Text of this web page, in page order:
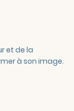
et de la
à son image.